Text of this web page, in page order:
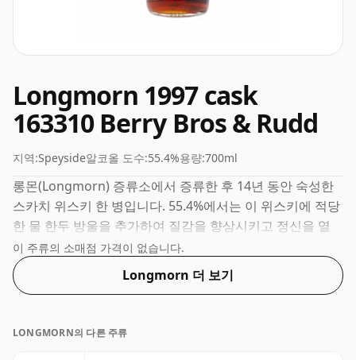
Longmorn 1997 cask
163310 Berry Bros & Rudd
지역:Speyside알코올 도수:55.4%용량:700ml
롱몬(Longmorn) 증류소에서 증류한 후 14년 동안 숙성한
스카치 위스키 한 병입니다. 55.4%에서는 이 위스키에 적당
한 물 한두 방울을 추가하여 질감을 향상시키고 정신을 열
수 있습니다.
이 주류의 소매점 가격이 없습니다.
Longmorn 더 보기
LONGMORN의 다른 주류